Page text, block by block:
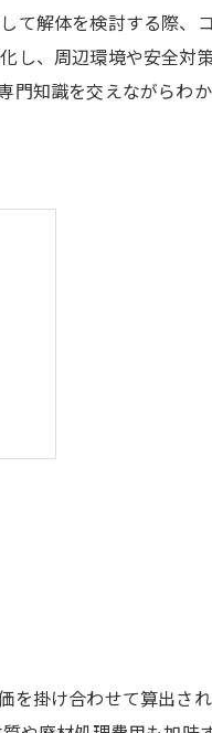
て解体を検討する際、
し、周辺環境や安全対
知識を交えながらわか
を掛け合わせて算出さ